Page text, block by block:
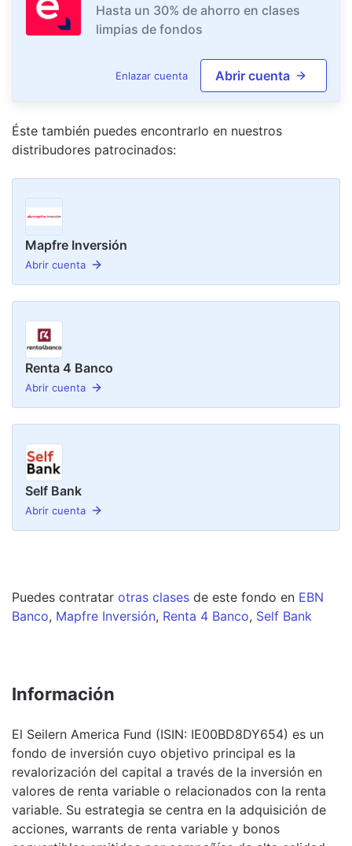
Hasta un 30% de ahorro en clases
limpias de fondos
Enlazar cuenta Abrir cuenta
Éste también puedes encontrarlo en nuestros
distribudores patrocinados:
Mapfre Inversión
Abrir cuenta
Renta 4 Banco
Abrir cuenta
Self Bank
Abrir cuenta
Puedes contratar otras clases de este fondo en EBN
Banco, Mapfre Inversión, Renta 4 Banco, Self Bank
Información
El Seilern America Fund (ISIN: IE00BD8DY654) es un
fondo de inversión cuyo objetivo principal es la
revalorización del capital a través de la inversión en
valores de renta variable o relacionados con la renta
variable. Su estrategia se centra en la adquisición de
acciones, warrants de renta variable y bonos